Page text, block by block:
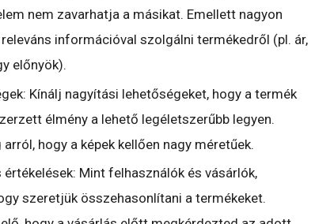
nem zavarhatja a másikat. Emellett nagyon
információval szolgálni termékedről (pl. ár,
előnyök).
Kínálj nagyítási lehetőségeket, hogy a termék
élmény a lehető legéletszerűbb legyen.
hogy a képek kellően nagy méretűek.
Mint felhasználók és vásárlók,
szeretjük összehasonlítani a termékeket.